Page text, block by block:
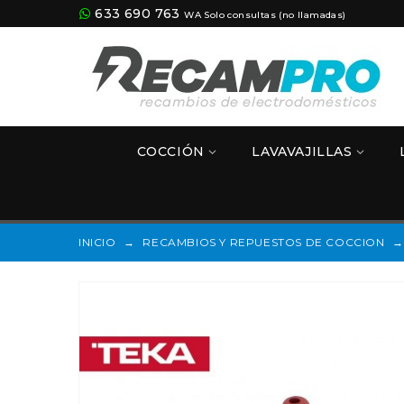
633 690 763 WA Solo consultas (no llamadas)
COCCIÓN LAVAVAJILLAS
INICIO → RECAMBIOS Y REPUESTOS DE COCCION →